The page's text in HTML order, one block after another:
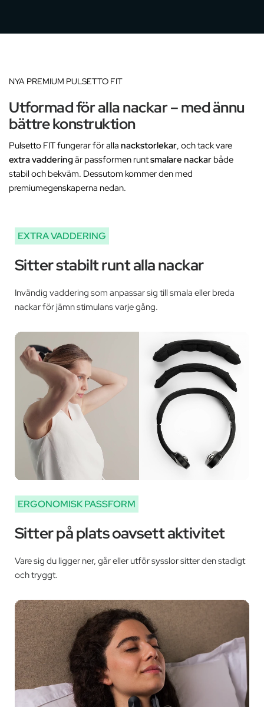
‚
NYA PREMIUM PULSETTO FIT
Utformad för alla nackar – med ännu
bättre konstruktion
Pulsetto FIT fungerar för allanackstorlekar, och tack vare
extra vadderingär passformen runtsmalare nackar både
stabil och bekväm. Dessutom kommer den med
premiumegenskaperna nedan.
EXTRA VADDERING
Sitter stabilt runt alla nackar
Invändig vaddering som anpassar sig till smala eller breda
nackar för jämn stimulans varje gång.
ERGONOMISK PASSFORM
Sitter på plats oavsett aktivitet
Vare sig du ligger ner, går eller utför sysslor sitter den stadigt
och tryggt.